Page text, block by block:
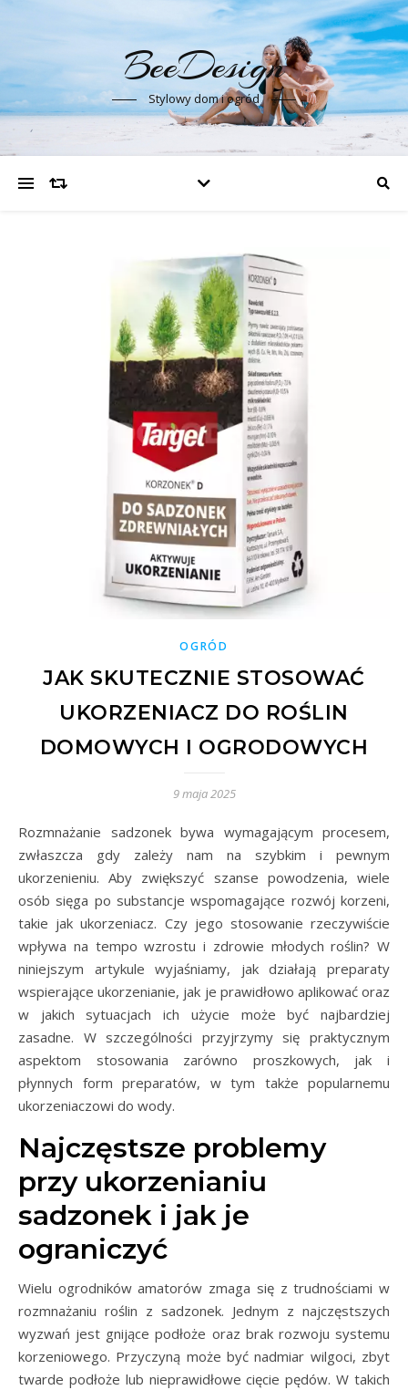
BeeDesign
Stylowy dom i ogród
OGRÓD
JAK SKUTECZNIE STOSOWAĆ
UKORZENIACZ DO ROŚLIN
DOMOWYCH I OGRODOWYCH
9 maja 2025
Rozmnażanie sadzonek bywa wymagającym procesem,
zwłaszcza gdy zależy nam na szybkim i pewnym
ukorzenieniu. Aby zwiększyć szanse powodzenia, wiele
osób sięga po substancje wspomagające rozwój korzeni,
takie jak ukorzeniacz. Czy jego stosowanie rzeczywiście
wpływa na tempo wzrostu i zdrowie młodych roślin? W
niniejszym artykule wyjaśniamy, jak działają preparaty
wspierające ukorzenianie, jak je prawidłowo aplikować oraz
w jakich sytuacjach ich użycie może być najbardziej
zasadne. W szczególności przyjrzymy się praktycznym
aspektom stosowania zarówno proszkowych, jak i
płynnych form preparatów, w tym także popularnemu
ukorzeniaczowi do wody.
Najczęstsze problemy
przy ukorzenianiu
sadzonek i jak je
ograniczyć
Wielu ogrodników amatorów zmaga się z trudnościami w
rozmnażaniu roślin z sadzonek. Jednym z najczęstszych
wyzwań jest gnijące podłoże oraz brak rozwoju systemu
korzeniowego. Przyczyną może być nadmiar wilgoci, zbyt
twarde podłoże lub nieprawidłowe cięcie pędów. W takich